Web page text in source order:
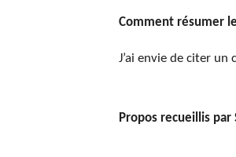
Comment résumer
J’ai envie de citer
Propos recueillis par